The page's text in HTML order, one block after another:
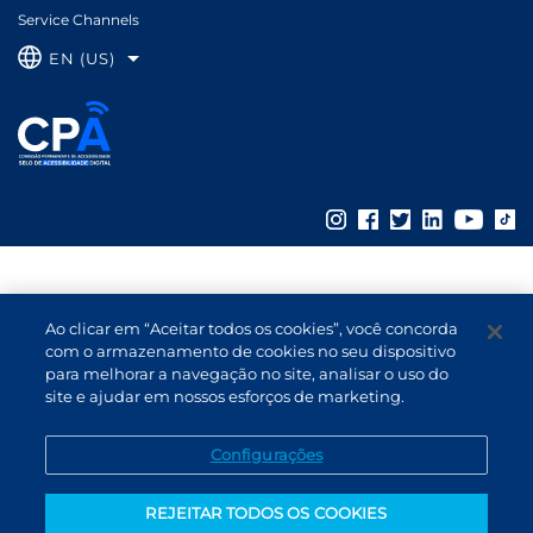
Service Channels
EN (US)
Ao clicar em “Aceitar todos os cookies”, você concorda
com o armazenamento de cookies no seu dispositivo
para melhorar a navegação no site, analisar o uso do
site e ajudar em nossos esforços de marketing.
Configurações
REJEITAR TODOS OS COOKIES